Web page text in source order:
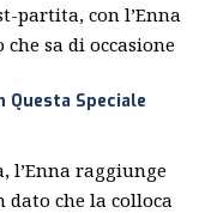
partita, con l’Enna
sa di occasione
Questa Speciale
l’Enna raggiunge
che la colloca